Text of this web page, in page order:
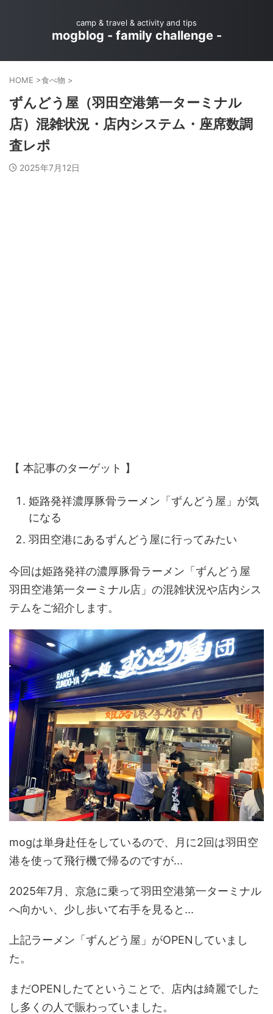
camp & travel & activity and tips
mogblog - family challenge -
HOME >食べ物 >
ずんどう屋（羽田空港第一ターミナル
店）混雑状況・店内システム・座席数調
査レポ
2025年7月12日
【 本記事のターゲット 】
姫路発祥濃厚豚骨ラーメン「ずんどう屋」が気
になる
羽田空港にあるずんどう屋に行ってみたい
今回は姫路発祥の濃厚豚骨ラーメン「ずんどう屋
羽田空港第一ターミナル店」の混雑状況や店内シス
テムをご紹介します。
mogは単身赴任をしているので、月に2回は羽田空
港を使って飛行機で帰るのですが...
2025年7月、京急に乗って羽田空港第一ターミナル
へ向かい、少し歩いて右手を見ると...
上記ラーメン「ずんどう屋」がOPENしていまし
た。
まだOPENしたてということで、店内は綺麗でした
し多くの人で賑わっていました。